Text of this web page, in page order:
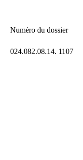
Numéro du dossier
024.082.08.14. 1107